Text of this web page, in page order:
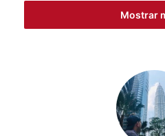
para un día en la capital
Si eres de los que les gusta
el hotel no te gusta su buffet
Puedes tomar desde un café
Mostrar